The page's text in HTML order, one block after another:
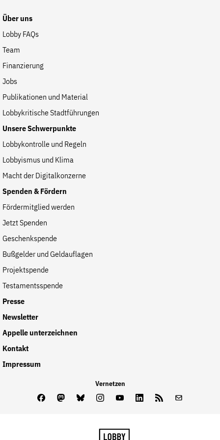
Jetzt Spenden
Geschenkspende
Bußgelder und Geldauflagen
Projektspende
Testamentsspende
Presse
Newsletter
Appelle unterzeichnen
Kontakt
Impressum
Suche
auf
Website
Über uns
Lobby FAQs
Team
Finanzierung
Jobs
Publikationen und Material
Lobbykritische Stadtführungen
Unsere Schwerpunkte
Lobbykontrolle und Regeln
Lobbyismus und Klima
Macht der Digitalkonzerne
Spenden & Fördern
Fördermitglied werden
Jetzt Spenden
Geschenkspende
Bußgelder und Geldauflagen
Projektspende
Testamentsspende
Presse
Newsletter
Appelle unterzeichnen
Kontakt
Impressum
Vernetzen
FacebookMastodon
BlueskyInstagram
YoutubeLinkedInFeed